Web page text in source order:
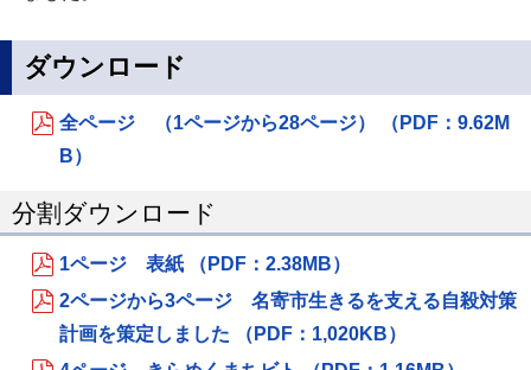
ダウンロード
全ページ （1ページから28ページ） （PDF：9.62M
B）
分割ダウンロード
1ページ 表紙 （PDF：2.38MB）
2ページから3ページ 名寄市生きるを支える自殺対策
計画を策定しました （PDF：1,020KB）